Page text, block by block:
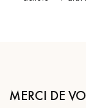
MERCI DE